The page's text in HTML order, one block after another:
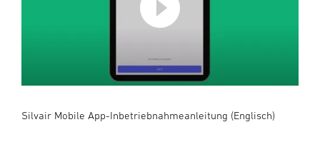
Silvair Mobile App-Inbetriebnahmeanleitung (Englisch)